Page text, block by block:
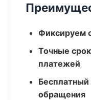
Фиксируем
Точные
платежей
Бесплатный
обращения